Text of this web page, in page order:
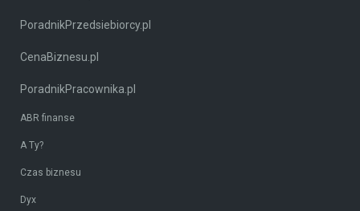
PoradnikPrzedsiebiorcy.pl
CenaBiznesu.pl
PoradnikPracownika.pl
ABR finanse
A Ty?
Czas biznesu
Dyx